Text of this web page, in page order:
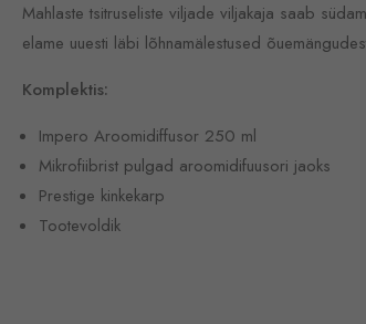
Mahlaste tsitruseliste viljade viljakaja saab
elame uuesti läbi lõhnamälestused
Komplektis:
Impero Aroomidiffusor 250 ml
Mikrofiibrist pulgad aroomidifuusori jaoks
Prestige kinkekarp
Tootevoldik